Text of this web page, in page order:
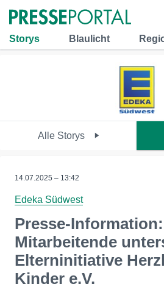
Storys Blaulicht
Alle Storys
14.07.2025 – 13:42
Edeka Südwest
Presse-
Mitarbeitende
Elterninitiative
Kinder e.V.